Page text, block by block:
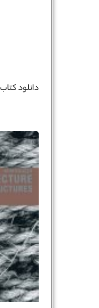
دانلود کتاب Renaissance Art PDF
نام و نام خانوادگی : *
*
شماره واتس‌اپ : *